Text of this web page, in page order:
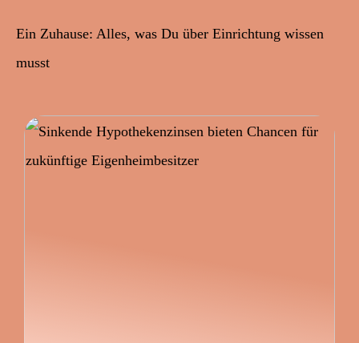
Ein Zuhause: Alles, was Du über Einrichtung wissen
musst